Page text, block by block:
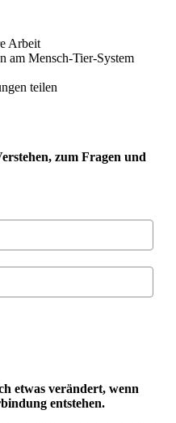
Arbeit
am Mensch-Tier-System
teilen
zum Fragen und
etwas verändert, wenn
entstehen.